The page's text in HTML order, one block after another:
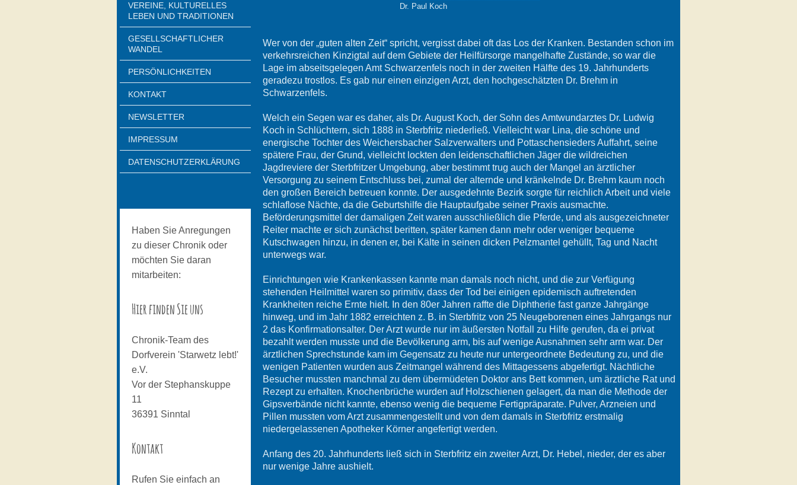
VEREINE, KULTURELLES
LEBEN UND TRADITIONEN
GESELLSCHAFTLICHER
WANDEL
PERSÖNLICHKEITEN
KONTAKT
NEWSLETTER
IMPRESSUM
DATENSCHUTZERKLÄRUNG
Haben Sie Anregungen
zu dieser Chronik oder
möchten Sie daran
mitarbeiten:
Hier finden Sie uns
Chronik-Team des
Dorfverein 'Starwetz lebt!'
e.V.
Vor der Stephanskuppe
11
36391 Sinntal
Kontakt
Rufen Sie einfach an
Dr. Paul Koch
Wer von der „guten alten Zeit“ spricht, vergisst dabei oft das Los der Kranken. Bestanden schon im
verkehrsreichen Kinzigtal auf dem Gebiete der Heilfürsorge mangelhafte Zustände, so war die
Lage im abseitsgelegen Amt Schwarzenfels noch in der zweiten Hälfte des 19. Jahrhunderts
geradezu trostlos. Es gab nur einen einzigen Arzt, den hochgeschätzten Dr. Brehm in
Schwarzenfels.
Welch ein Segen war es daher, als Dr. August Koch, der Sohn des Amtwundarztes Dr. Ludwig
Koch in Schlüchtern, sich 1888 in Sterbfritz niederließ. Vielleicht war Lina, die schöne und
energische Tochter des Weichersbacher Salzverwalters und Pottaschensieders Auffahrt, seine
spätere Frau, der Grund, vielleicht lockten den leidenschaftlichen Jäger die wildreichen
Jagdreviere der Sterbfritzer Umgebung, aber bestimmt trug auch der Mangel an ärztlicher
Versorgung zu seinem Entschluss bei, zumal der alternde und kränkelnde Dr. Brehm kaum noch
den großen Bereich betreuen konnte. Der ausgedehnte Bezirk sorgte für reichlich Arbeit und viele
schlaflose Nächte, da die Geburtshilfe die Hauptaufgabe seiner Praxis ausmachte.
Beförderungsmittel der damaligen Zeit waren ausschließlich die Pferde, und als ausgezeichneter
Reiter machte er sich zunächst beritten, später kamen dann mehr oder weniger bequeme
Kutschwagen hinzu, in denen er, bei Kälte in seinen dicken Pelzmantel gehüllt, Tag und Nacht
unterwegs war.
Einrichtungen wie Krankenkassen kannte man damals noch nicht, und die zur Verfügung
stehenden Heilmittel waren so primitiv, dass der Tod bei einigen epidemisch auftretenden
Krankheiten reiche Ernte hielt. In den 80er Jahren raffte die Diphtherie fast ganze Jahrgänge
hinweg, und im Jahr 1882 erreichten z. B. in Sterbfritz von 25 Neugeborenen eines Jahrgangs nur
2 das Konfirmationsalter. Der Arzt wurde nur im äußersten Notfall zu Hilfe gerufen, da ei privat
bezahlt werden musste und die Bevölkerung arm, bis auf wenige Ausnahmen sehr arm war. Der
ärztlichen Sprechstunde kam im Gegensatz zu heute nur untergeordnete Bedeutung zu, und die
wenigen Patienten wurden aus Zeitmangel während des Mittagessens abgefertigt. Nächtliche
Besucher mussten manchmal zu dem übermüdeten Doktor ans Bett kommen, um ärztliche Rat und
Rezept zu erhalten. Knochenbrüche wurden auf Holzschienen gelagert, da man die Methode der
Gipsverbände nicht kannte, ebenso wenig die bequeme Fertigpräparate. Pulver, Arzneien und
Pillen mussten vom Arzt zusammengestellt und von dem damals in Sterbfritz erstmalig
niedergelassenen Apotheker Körner angefertigt werden.
Anfang des 20. Jahrhunderts ließ sich in Sterbfritz ein zweiter Arzt, Dr. Hebel, nieder, der es aber
nur wenige Jahre aushielt.